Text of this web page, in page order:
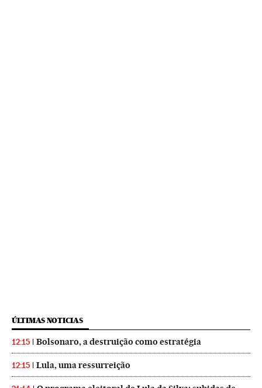
ÚLTIMAS NOTICIAS
12:15 Bolsonaro, a destruição como estratégia
12:15 Lula, uma ressurreição